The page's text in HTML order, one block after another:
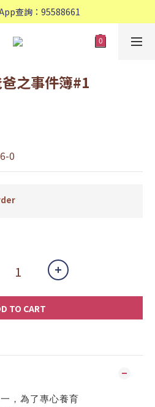
查詢：95588661
查詢：95588661
物滿$800, 免運費
之事件簿#1
0
TO CART
，為了專心養育